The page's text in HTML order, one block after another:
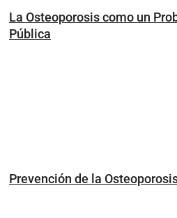
La Osteoporosis como un
Pública
Prevención de la